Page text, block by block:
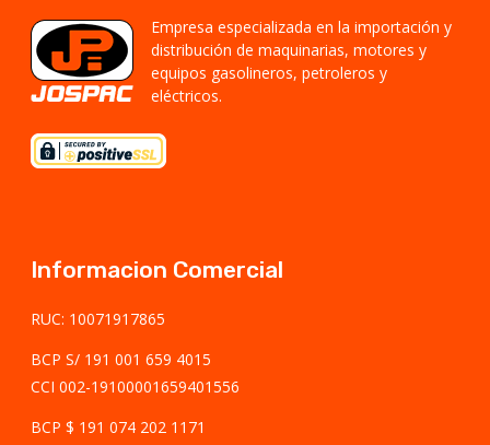
Empresa especializada en la importación y
distribución de maquinarias, motores y
equipos gasolineros, petroleros y
eléctricos.
Informacion Comercial
RUC: 10071917865
BCP S/ 191 001 659 4015
CCI 002-19100001659401556
BCP $ 191 074 202 1171